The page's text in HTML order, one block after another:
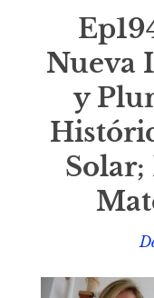
Nueva
y
Solar;